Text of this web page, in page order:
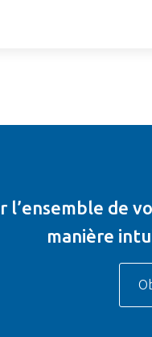
l’ensemble de
manière